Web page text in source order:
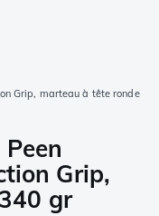
Grip, marteau à tête ronde
Grip,
gr